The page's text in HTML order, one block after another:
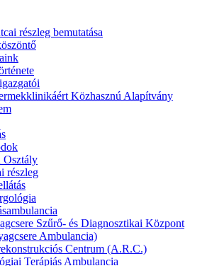
részleg bemutatása
Közhasznú Alapítvány
Osztály
részleg
Szűrő- és Diagnosztikai Központ
Ambulancia)
Centrum (A.R.C.)
Terápiás Ambulancia